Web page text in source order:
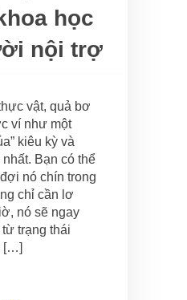
học
nội trợ
vật, quả bơ
ví như một
kiêu kỳ và
Bạn có thể
nó chín trong
chỉ cần lơ
nó sẽ ngay
trạng thái
[…]